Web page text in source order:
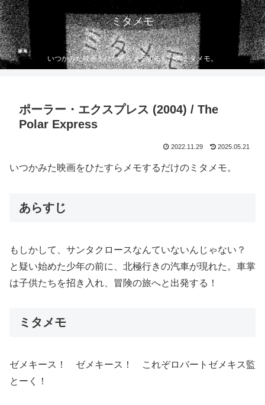
ミタメモ
いつかみた映画をひたすらメモするだけのミタメモ。
ポーラー・エクスプレス (2004) / The
Polar Express
2022.11.29 2025.05.21
いつかみた映画をひたすらメモするだけのミタメモ。
あらすじ
もしかして、サンタクロースなんていないんじゃない？
と疑い始めた少年の前に、北極行きの汽車が現れた。車掌
は子供たちを招き入れ、冒険の旅へと出発する！
ミタメモ
ゼメキース！ ゼメキース！ これぞロバートゼメキス監
とーく！